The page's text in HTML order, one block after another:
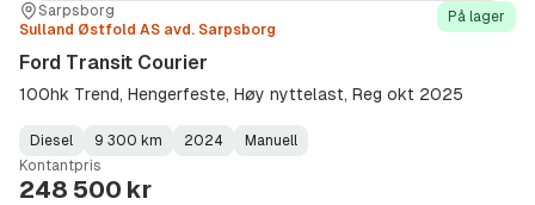
Sted:
Sarpsborg
Forhandler:
Sulland Østfold AS avd. Sarpsborg
På lager
Ford Transit Courier
100hk Trend, Hengerfeste, Høy nyttelast, Reg okt 2025
Fuel
Type:
Diesel
Kilometerstand:
9 300 km
Model
Year:
2024
Gearbox
Type:
Manuell
Kontantpris
248 500 kr